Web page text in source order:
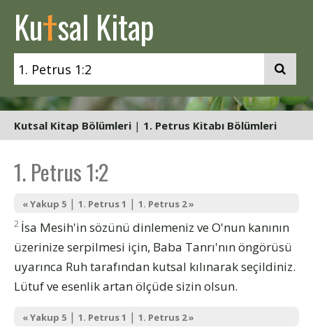
Kutsal Kitap
Kutsal Kitap Bölümleri | 1. Petrus Kitabı Bölümleri
1. Petrus 1:2
« Yakup 5 | 1. Petrus 1 | 1. Petrus 2 »
2 İsa Mesih'in sözünü dinlemeniz ve O'nun kanının
üzerinize serpilmesi için, Baba Tanrı'nın öngörüsü
uyarınca Ruh tarafından kutsal kılınarak seçildiniz.
Lütuf ve esenlik artan ölçüde sizin olsun.
« Yakup 5 | 1. Petrus 1 | 1. Petrus 2 »